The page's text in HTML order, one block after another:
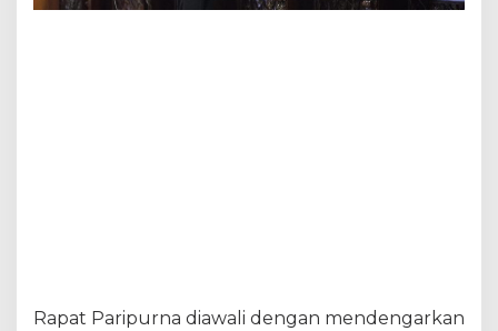
Rapat Paripurna diawali dengan mendengarkan